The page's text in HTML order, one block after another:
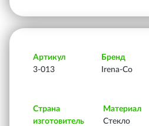
Артикул
3-013
Бренд
Irena-Co
Страна
изготовитель
Материал
Стекло